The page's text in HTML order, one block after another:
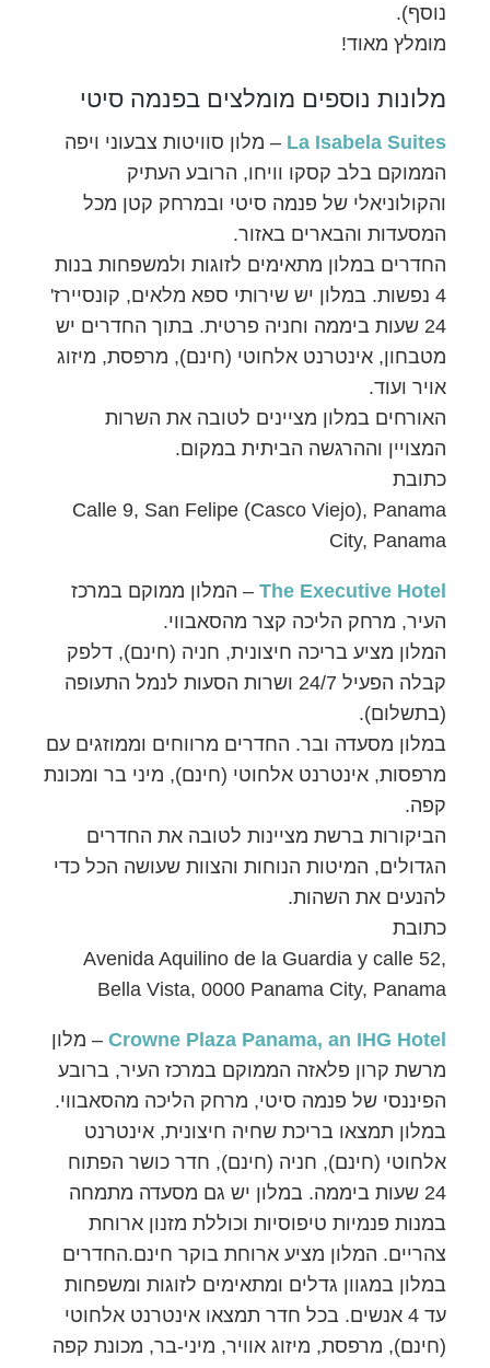
נוסף).
מומלץ מאוד!
מלונות נוספים מומלצים בפנמה סיטי
La Isabela Suites – מלון סוויטות צבעוני ויפה
הממוקם בלב קסקו וויחו, הרובע העתיק
והקולוניאלי של פנמה סיטי ובמרחק קטן מכל
המסעדות והבארים באזור.
החדרים במלון מתאימים לזוגות ולמשפחות בנות
4 נפשות. במלון יש שירותי ספא מלאים, קונסיירז'
24 שעות ביממה וחניה פרטית. בתוך החדרים יש
מטבחון, אינטרנט אלחוטי (חינם), מרפסת, מיזוג
אויר ועוד.
האורחים במלון מציינים לטובה את השרות
המצויין וההרגשה הביתית במקום.
כתובת
Calle 9, San Felipe (Casco Viejo), Panama
City, Panama
The Executive Hotel – המלון ממוקם במרכז
העיר, מרחק הליכה קצר מהסאבווי.
המלון מציע בריכה חיצונית, חניה (חינם), דלפק
קבלה הפעיל 24/7 ושרות הסעות לנמל התעופה
(בתשלום).
במלון מסעדה ובר. החדרים מרווחים וממוזגים עם
מרפסות, אינטרנט אלחוטי (חינם), מיני בר ומכונת
קפה.
הביקורות ברשת מציינות לטובה את החדרים
הגדולים, המיטות הנוחות והצוות שעושה הכל כדי
להנעים את השהות.
כתובת
Avenida Aquilino de la Guardia y calle 52,
Bella Vista, 0000 Panama City, Panama
Crowne Plaza Panama, an IHG Hotel – מלון
מרשת קרון פלאזה הממוקם במרכז העיר, ברובע
הפיננסי של פנמה סיטי, מרחק הליכה מהסאבווי.
במלון תמצאו בריכת שחיה חיצונית, אינטרנט
אלחוטי (חינם), חניה (חינם), חדר כושר הפתוח
24 שעות ביממה. במלון יש גם מסעדה מתמחה
במנות פנמיות טיפוסיות וכוללת מזנון ארוחת
צהריים. המלון מציע ארוחת בוקר חינם.החדרים
במלון במגוון גדלים ומתאימים לזוגות ומשפחות
עד 4 אנשים. בכל חדר תמצאו אינטרנט אלחוטי
(חינם), מרפסת, מיזוג אוויר, מיני-בר, מכונת קפה